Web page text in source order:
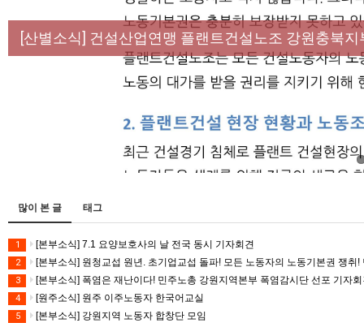
[성명] 막을 수 있었던 죽음, HL만도가 책임져라 : 청
[산별소식] 건설산업연맹 플랜트건설노조 강원충북지
[강릉,속초,원주,춘천] 폭염감시단 사업 이모저모
[조합원☆인터뷰] 서비스연맹 전국학교비정규직노동
[본부소식] 강원지역 노동자 합창단 모임
많이 본 글 태그
1 [본부소식] 7.1 요양보호사의 날 전국 동시 기자회견
2 [본부소식] 원청교섭 원년. 초기업교섭 돌파! 모든 노동자의 노동기본권 쟁취
3 [본부소식] 폭염은 재난이다! 민주노총 강원지역본부 폭염감시단 선포 기자
4 [원주소식] 원주 이주노동자 한국어교실
5 [본부소식] 강원지역 노동자 합창단 모임